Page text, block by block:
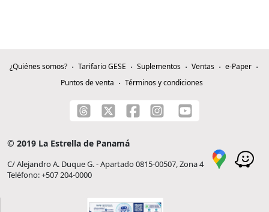
¿Quiénes somos? Tarifario GESE Suplementos Ventas
e-Paper
Puntos de venta
Términos y condiciones
© 2019 La Estrella de Panamá
C/ Alejandro A. Duque G. - Apartado 0815-00507, Zona 4
Teléfono: +507 204-0000